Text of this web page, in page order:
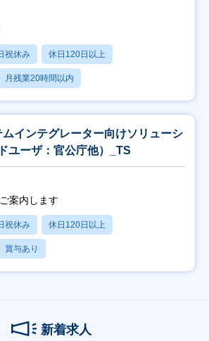
祝休み 休日120日以上
月残業20時間以内
インテグレーター向けソリューシ
ユーザ：官公庁他）_TS
案内します
祝休み 休日120日以上
賞与あり
新着求人